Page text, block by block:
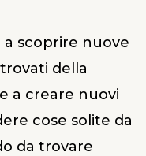
scoprire nuove
della
a creare nuovi
cose solite da
da trovare